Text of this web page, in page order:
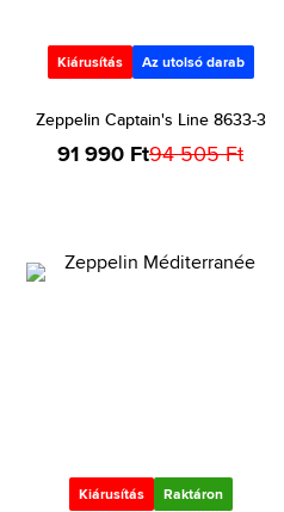
Kiárusítás Az utolsó darab
Zeppelin Captain's Line 8633-3
91 990 Ft94 505 Ft
Kiárusítás Raktáron